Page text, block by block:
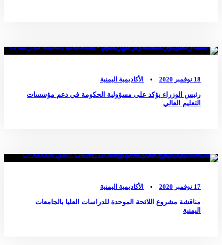
18 نوفمبر 2020 • الأكاديمية اليمنية
رئيس الوزراء يؤكد على مسؤولية الحكومة في دعم مؤسسات
التعليم العالي
17 نوفمبر 2020 • الأكاديمية اليمنية
مناقشة مشروع اللائحة الموحدة للدراسات العليا بالجامعات
اليمنية